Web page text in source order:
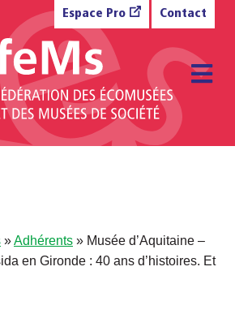
Espace Pro Contact
»Adhérents » Musée d’Aquitaine –
en Gironde : 40 ans d’histoires. Et